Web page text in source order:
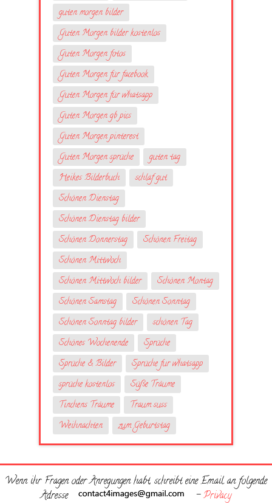
guten morgen bilder
Guten Morgen bilder kostenlos
Guten Morgen fotos
Guten Morgen für facebook
Guten Morgen für whatsapp
Guten Morgen gb pics
Guten Morgen pinterest
Guten Morgen sprüche
guten tag
Heikes Bilderbuch
schlaf gut
Schönen Dienstag
Schönen Dienstag bilder
Schönen Donnerstag
Schönen Freitag
Schönen Mittwoch
Schönen Mittwoch bilder
Schönen Montag
Schönen Samstag
Schönen Sonntag
Schönen Sonntag bilder
schönen Tag
Schönes Wochenende
Sprüche
Sprüche & Bilder
Sprüche fur whatsapp
sprüche kostenlos
Süße Träume
Tinchens Träume
Traum suss
Weihnachten
zum Geburtstag
Wenn ihr Fragen oder Anregungen habt, schreibt eine Email an folgende
Adresse
-Privacy